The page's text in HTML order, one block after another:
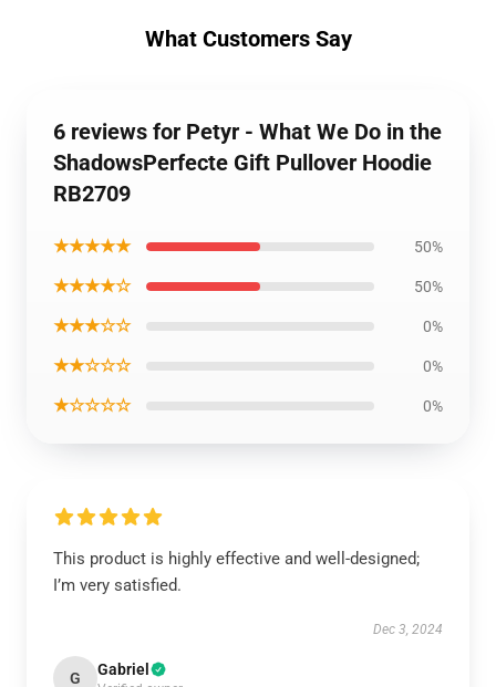
What Customers Say
6 reviews for Petyr - What We Do in the
ShadowsPerfecte Gift Pullover Hoodie
RB2709
★★★★★ 50%
★★★★☆ 50%
★★★☆☆ 0%
★★☆☆☆ 0%
★☆☆☆☆ 0%
This product is highly effective and well-designed;
I’m very satisfied.
Dec 3, 2024
G Gabriel